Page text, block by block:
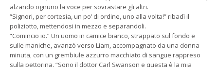
alzando ognuno la voce per sovrastare gli altri.
“Signori, per cortesia, un po’ di ordine, uno alla volta!” ribadì il
poliziotto, mettendosi in mezzo e separandoli.
“Comincio io.” Un uomo in camice bianco, strappato sul fondo e
sulle maniche, avanzò verso Liam, accompagnato da una donna
minuta, con un grembiule azzurro macchiato di sangue rappreso
sulla pettorina. “Sono il dottor Carl Swanson e questa è la mia